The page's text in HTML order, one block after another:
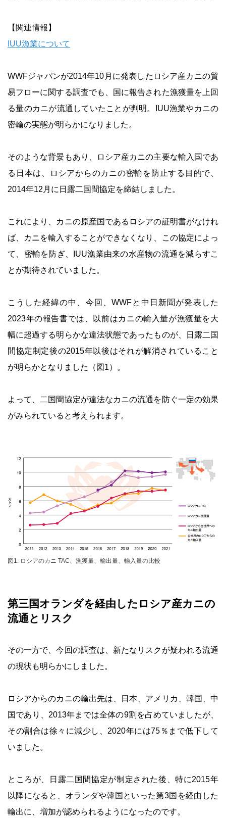
【関連情報】
IUU漁業について
WWFジャパンが2014年10月に発表したロシア産カニの貿
易フローに関する調査でも、国に報告された漁獲量を上回
る量のカニが流通していたことが判明。IUU漁業やカニの
密輸の実態が明らかになりました。
そのような背景もあり、ロシア産カニの主要な輸入国であ
る日本は、ロシアからのカニの密輸を防止する目的で、
2014年12月に日露二国間協定を締結しました。
これにより、カニの原産国であるロシアの証明書がなけれ
ば、カニを輸入することができなくなり、この協定によっ
て、密輸を防ぎ、IUU漁業由来の水産物の流通を減らすこ
とが期待されていました。
こうした経緯の中、今回、WWFと中日新聞が発表した
2023年の報告書では、以前はカニの輸入量が漁獲量を大
幅に超過する明らかな違法状態であったものが、日露二国
間協定制定後の2015年以後はそれが解消されていること
が明らかとなりました（図1）。
よって、二国間協定が違法なカニの流通を防ぐ一定の効果
がみられていると考えられます。
図1. ロシアのカニ TAC、漁獲量、輸出量、輸入量の比較
第三国オランダを経由したロシア産カニの
流通とリスク
その一方で、今回の調査は、新たなリスクが疑われる流通
の現状も明らかにしました。
ロシアからのカニの輸出先は、日本、アメリカ、韓国、中
国であり、2013年までは全体の9割を占めていましたが、
その割合は徐々に減少し、2020年には75％まで低下して
いました。
ところが、日露二国間協定が制定された後、特に2015年
以降になると、オランダや韓国といった第3国を経由した
輸出に、増加が認められるようになったのです。